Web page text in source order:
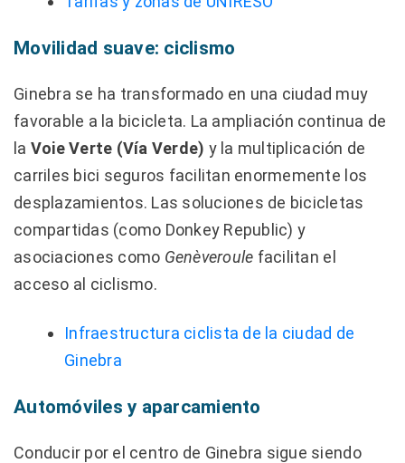
Movilidad suave: ciclismo
Ginebra se ha transformado en una ciudad muy
favorable a la bicicleta. La ampliación continua de
la Voie Verte (Vía Verde) y la multiplicación de
carriles bici seguros facilitan enormemente los
desplazamientos. Las soluciones de bicicletas
compartidas (como Donkey Republic) y
asociaciones como Genèveroule facilitan el
acceso al ciclismo.
Infraestructura ciclista de la ciudad de
Ginebra
Automóviles y aparcamiento
Conducir por el centro de Ginebra sigue siendo